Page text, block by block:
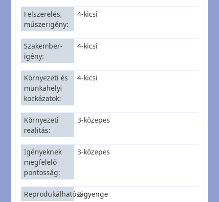
Felszerelés,
műszerigény
4-kicsi
Szakember-
igény
4-kicsi
Környezeti és
munkahelyi
kockázatok
4-kicsi
Környezeti
realitás
3-közepes
Igényeknek
megfelelő
pontosság
3-közepes
Reprodukálhatóság2-gyenge